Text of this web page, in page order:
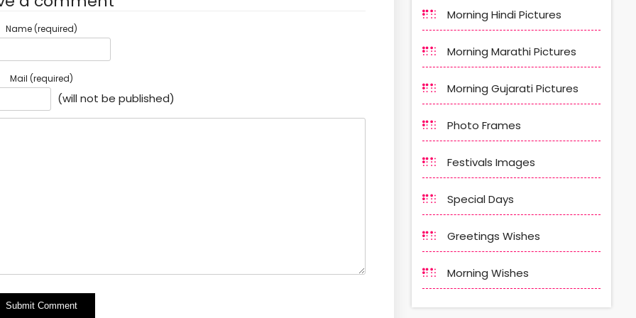
Name (required)
Mail (required)
(will not be published)
Morning Hindi Pictures
Morning Marathi Pictures
Morning Gujarati Pictures
Photo Frames
Festivals Images
Special Days
Greetings Wishes
Morning Wishes